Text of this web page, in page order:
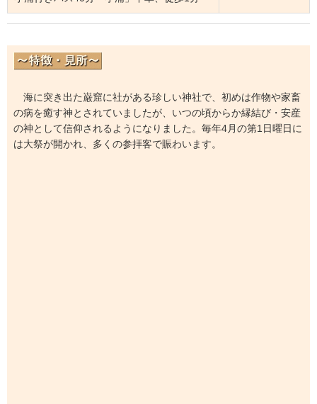
海に突き出た巌窟に社がある珍しい神社で、初めは作物や家畜
の病を癒す神とされていましたが、いつの頃からか縁結び・安産
の神として信仰されるようになりました。毎年4月の第1日曜日に
は大祭が開かれ、多くの参拝客で賑わいます。